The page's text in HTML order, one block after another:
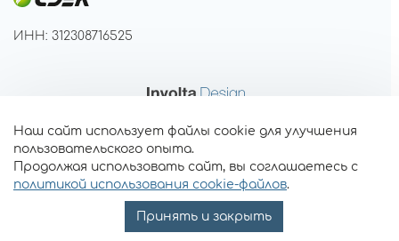
ИНН: 312308716525
Наш сайт использует файлы cookie для улучшения
пользовательского опыта.
Продолжая использовать сайт, вы соглашаетесь с
политикой использования cookie-файлов.
Принять и закрыть